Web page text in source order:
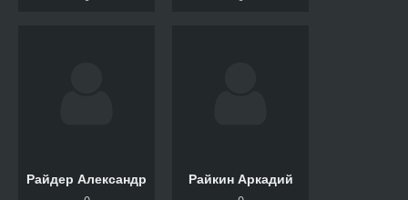
Райдер Александр Райкин Аркадий